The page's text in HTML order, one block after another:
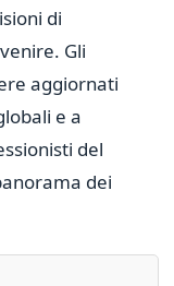
di
Gli
aggiornati
e a
del
dei